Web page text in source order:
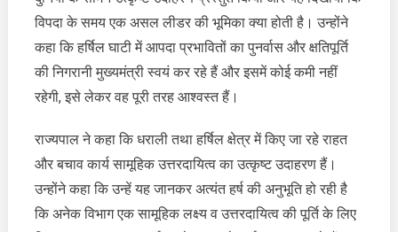
विपदा के समय एक असल लीडर की भूमिका क्या होती है। उन्होंने
कहा कि हर्षिल घाटी में आपदा प्रभावितों का पुनर्वास और क्षतिपूर्ति
की निगरानी मुख्यमंत्री स्वयं कर रहे हैं और इसमें कोई कमी नहीं
रहेगी, इसे लेकर वह पूरी तरह आश्वस्त हैं।
राज्यपाल ने कहा कि धराली तथा हर्षिल क्षेत्र में किए जा रहे राहत
और बचाव कार्य सामूहिक उत्तरदायित्व का उत्कृष्ट उदाहरण हैं।
उन्होंने कहा कि उन्हें यह जानकर अत्यंत हर्ष की अनुभूति हो रही है
कि अनेक विभाग एक सामूहिक लक्ष्य व उत्तरदायित्व की पूर्ति के लिए